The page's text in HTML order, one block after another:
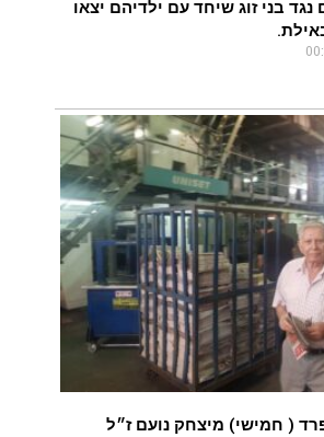
נגד בני זוג שיחד עם ילדיהם יצאו
( חמישי) מיצחק נועם ז״ל